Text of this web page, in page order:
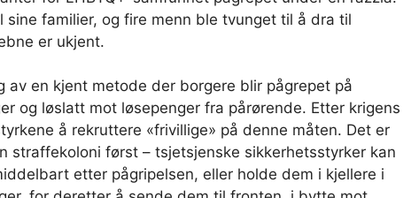
sine familier, og fire menn ble tvunget til å dra til
er ukjent.
av en kjent metode der borgere blir pågrepet på
og løslatt mot løsepenger fra pårørende. Etter krigens
å rekruttere «frivillige» på denne måten. Det er
straffekoloni først – tsjetsjenske sikkerhetsstyrker kan
etter pågripelsen, eller holde dem i kjellere i